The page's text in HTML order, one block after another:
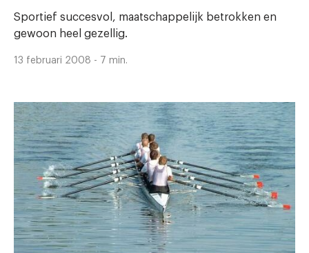
Sportief succesvol, maatschappelijk betrokken en
gewoon heel gezellig.
13 februari 2008 - 7 min.